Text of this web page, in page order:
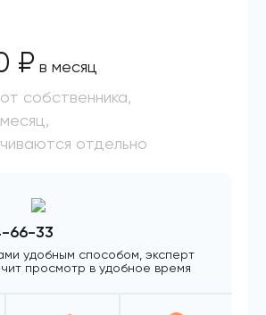
₽ в месяц
собственника,
отдельно
66-33
удобным способом, эксперт
просмотр в удобное время